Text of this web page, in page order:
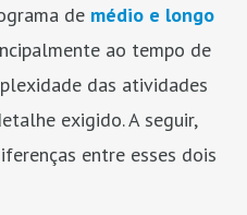
de médio e longo
ao tempo de
das atividades
exigido. A seguir,
entre esses dois